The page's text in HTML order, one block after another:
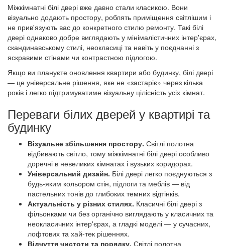
Міжкімнатні білі двері вже давно стали класикою. Вони
візуально додають простору, роблять приміщення світлішим і
не прив'язують вас до конкретного стилю ремонту. Такі білі
двері однаково добре виглядають у мінімалістичних інтер'єрах,
скандинавському стилі, неокласиці та навіть у поєднанні з
яскравими стінами чи контрастною підлогою.
Якщо ви плануєте оновлення квартири або будинку, білі двері
— це універсальне рішення, яке не «застаріє» через кілька
років і легко підтримуватиме візуальну цілісність усіх кімнат.
Переваги білих дверей у квартирі та
будинку
Візуальне збільшення простору. Світлі полотна
відбивають світло, тому міжкімнатні білі двері особливо
доречні в невеликих кімнатах і вузьких коридорах.
Універсальний дизайн. Білі двері легко поєднуються з
будь-яким кольором стін, підлоги та меблів — від
пастельних тонів до глибоких темних відтінків.
Актуальність у різних стилях. Класичні білі двері з
фільонками чи без органічно виглядають у класичних та
неокласичних інтер'єрах, а гладкі моделі — у сучасних,
лофтових та хай-тек рішеннях.
Відчуття чистоти та порядку. Світлі полотна